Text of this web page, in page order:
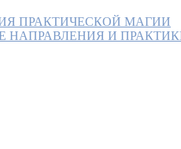
ПРАКТИЧЕСКОЙ МАГИИ
НАПРАВЛЕНИЯ И